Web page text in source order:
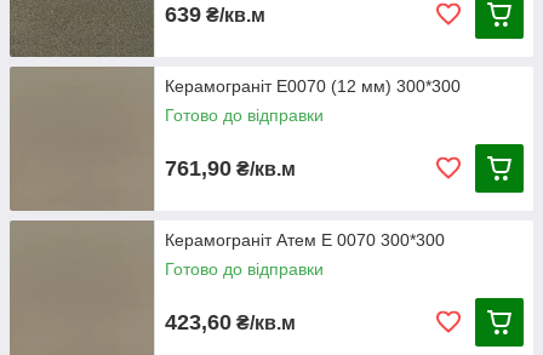
639 ₴/кв.м
Керамограніт E0070 (12 мм) 300*300
Готово до відправки
761,90 ₴/кв.м
Керамограніт Атем E 0070 300*300
Готово до відправки
423,60 ₴/кв.м